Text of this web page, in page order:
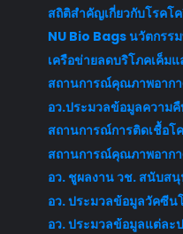
สถิติสำคัญเกี่ยวกับโรคโ
NU Bio Bags นวัตกรร
เครือข่ายลดบริโภคเค็ม
สถานการณ์คุณภาพอาก
อว.ประมวลข้อมูลความ
สถานการณ์การติดเชื้อโ
สถานการณ์คุณภาพอาก
อว. ชูผลงาน วช. สนับส
อว. ประมวลข้อมูลวัคซีน
อว. ประมวลข้อมูลแต่ละ